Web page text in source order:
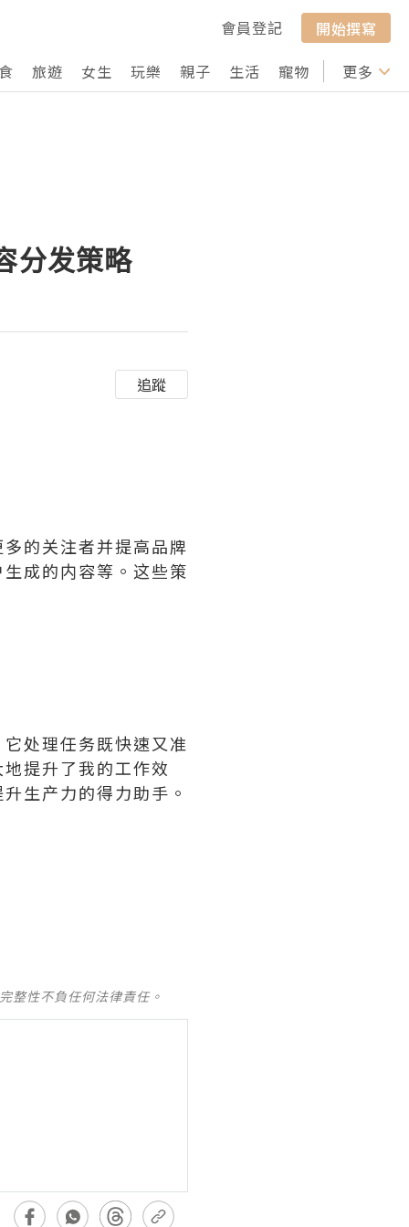
會員登記
開始撰寫
旅遊 女生 玩樂 親子 生活 寵物 行山 打卡
更多
分发策略
追蹤
的关注者并提高品牌
成的内容等。这些策
处理任务既快速又准
提升了我的工作效
生产力的得力助手。
整性不負任何法律責任。